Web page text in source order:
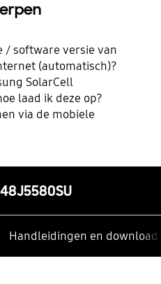
/ software versie van
(automatisch)?
SolarCell
laad ik deze op?
via de mobiele
Handleidingen en